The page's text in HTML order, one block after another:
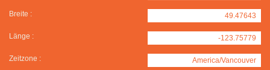
Breite : 49.47643
Länge : -123.75779
Zeitzone : America/Vancouver